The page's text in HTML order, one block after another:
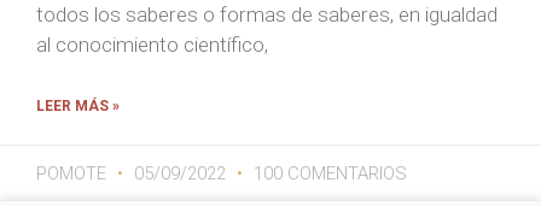
todos los saberes o formas de saberes, en igualdad
al conocimiento científico,
LEER MÁS »
POMOTE 05/09/2022 100 COMENTARIOS